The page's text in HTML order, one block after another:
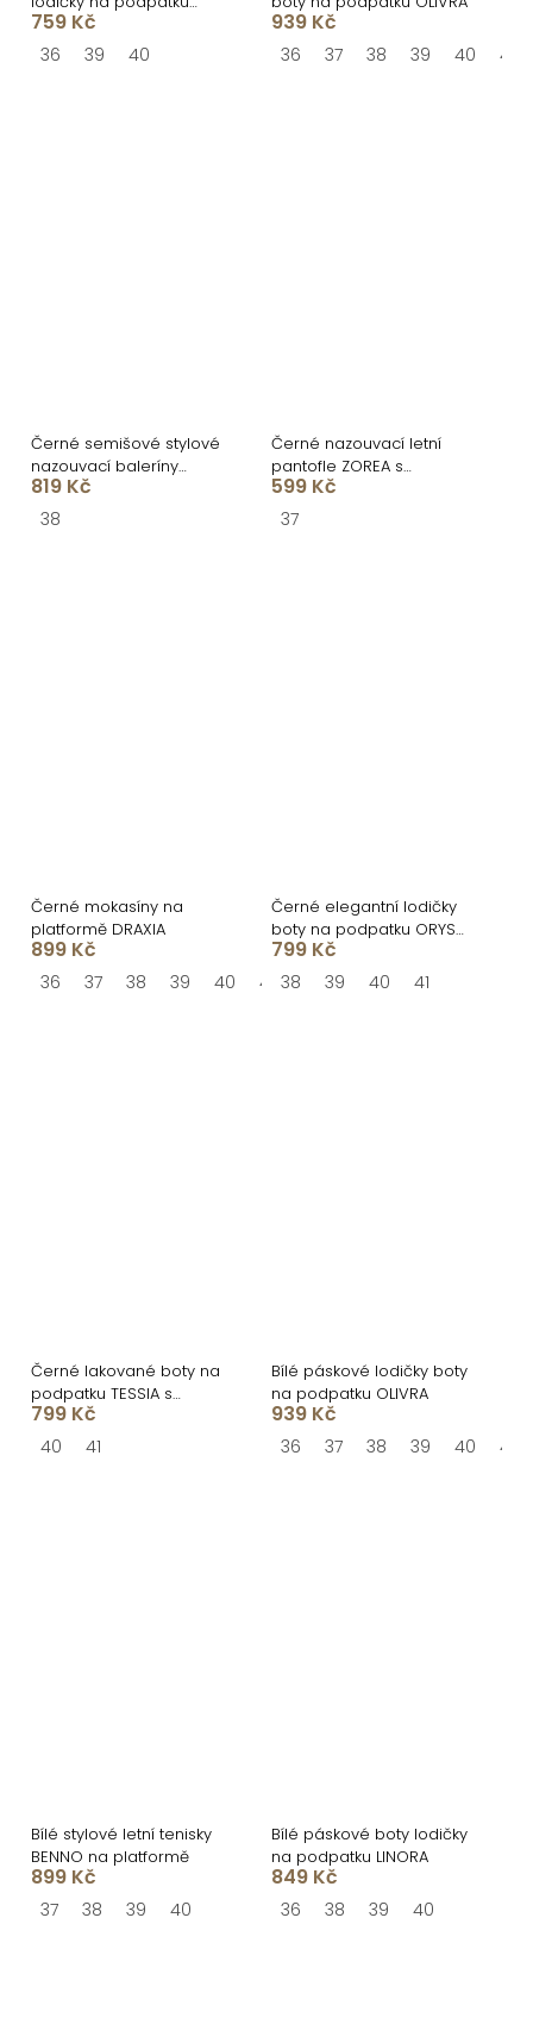
VOSSIA
759 Kč
36 39 40
939 Kč
36 37 38 39 40 41
Černé semišové stylové
nazouvací baleríny
GENYRA s odkrytou patou
819 Kč
38
Černé nazouvací letní
pantofle ZOREA s
uzavřenou špičkou
599 Kč
37
Černé mokasíny na
platformě DRAXIA
899 Kč
36 37 38 39 40 41
Černé elegantní lodičky
boty na podpatku ORYSS
s otevřenou špičkou
799 Kč
38 39 40 41
Černé lakované boty na
podpatku TESSIA s
otevřenou špičkou
799 Kč
40 41
Bílé páskové lodičky boty
na podpatku OLIVRA
939 Kč
36 37 38 39 40 41
Bílé stylové letní tenisky
BENNO na platformě
899 Kč
37 38 39 40
Bílé páskové boty lodičky
na podpatku LINORA
849 Kč
36 38 39 40